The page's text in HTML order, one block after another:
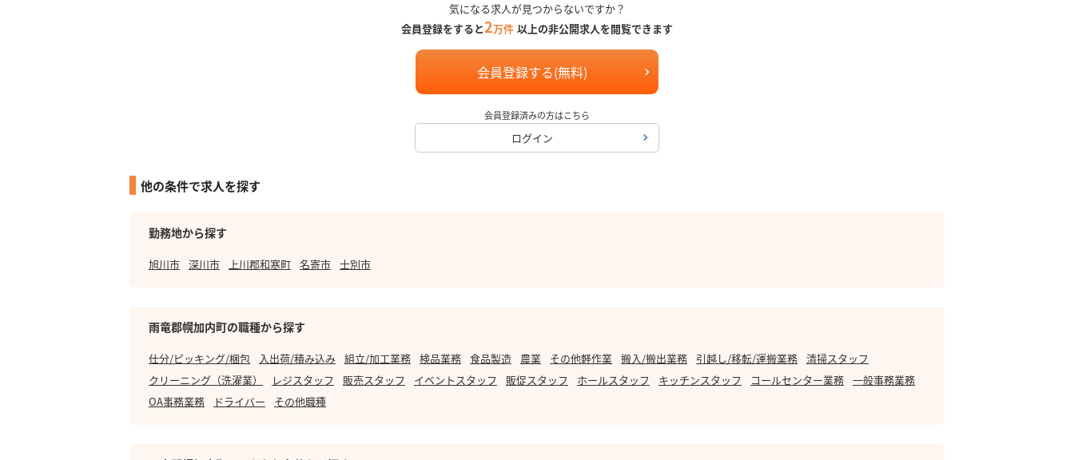
気になる求人が見つからないですか？
会員登録をすると2万件 以上の非公開求人を閲覧できます
会員登録する(無料)
会員登録済みの方はこちら
ログイン
他の条件で求人を探す
勤務地から探す
旭川市 深川市 上川郡和寒町 名寄市 士別市
雨竜郡幌加内町の職種から探す
仕分/ピッキング/梱包 入出荷/積み込み 組立/加工業務 検品業務 食品製造 農業 その他軽作業 搬入/搬出業務 引越し/移転/運搬業務 清掃スタッフ
クリーニング（洗濯業）
レジスタッフ 販売スタッフ イベントスタッフ 販促スタッフ ホールスタッフ キッチンスタッフ コールセンター業務 一般事務業務
OA事務業務
ドライバー その他職種